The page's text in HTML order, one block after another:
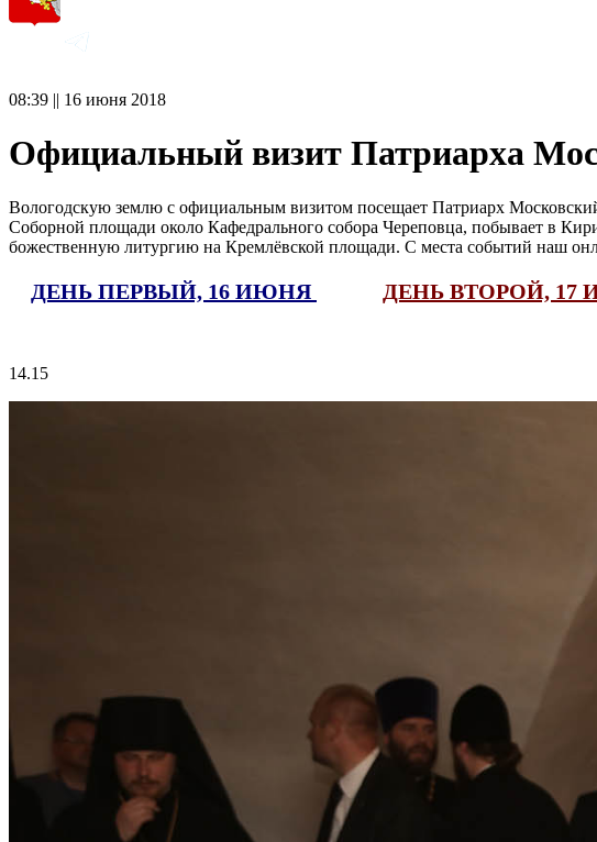
08:39 || 16 июня 2018
Официальный визит Патриарха
Вологодскую землю с официальным визитом посещает Патриарх
Соборной площади около Кафедрального собора Череповца, побывает в
божественную литургию на Кремлёвской площади. С места событий наш
ДЕНЬ ПЕРВЫЙ, 16 ИЮНЯ ДЕНЬ ВТОРОЙ, 17
14.15